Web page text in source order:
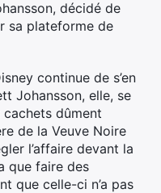
décidé de
sa plateforme de
continue de s’en
Johansson, elle, se
dûment
de la Veuve Noire
l’affaire devant la
que faire des
que celle-ci n’a pas